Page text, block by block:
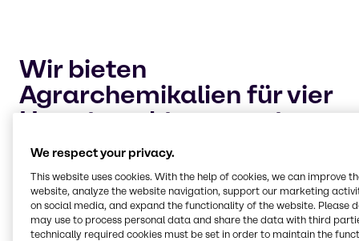
Wir bieten
Agrarchemikalien für vier
Hauptmarktsegmente
an:
Pflanzenschutzmittel und Adjuvantien
Eine sichere und gesunde Ernte hat für jeden
industriellen Landwirt oberste Priorität. Brenntag
We respect your privacy.
This website uses cookies. With the help of cookies, we can improve
website, analyze the website navigation, support our marketing
on social media, and expand the functionality of the website. Please
may use to process personal data and share the data with third
technically required cookies must be set in order to maintain the